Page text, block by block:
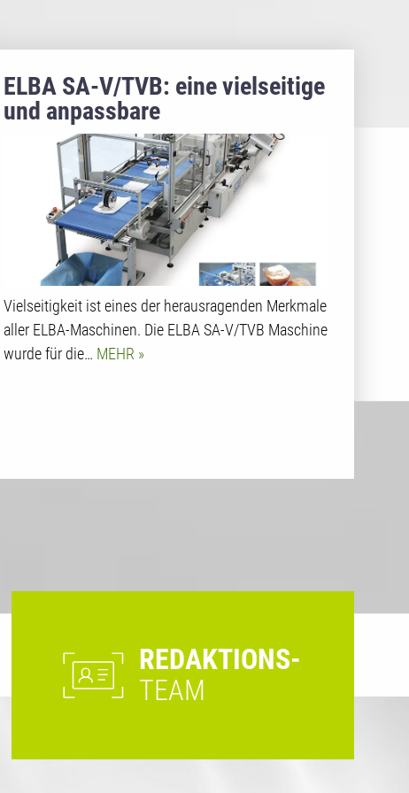
ELBA SA-V/TVB: eine vielseitige
und anpassbare
Schrumpfbeutelmaschine
Vielseitigkeit ist eines der herausragenden Merkmale
aller ELBA-Maschinen. Die ELBA SA-V/TVB Maschine
wurde für die… MEHR
REDAKTIONS-
TEAM